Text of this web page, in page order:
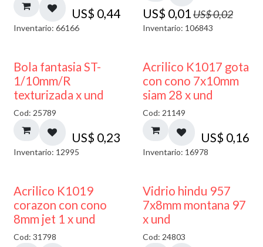
US$ 0,44
Inventario: 66166
US$ 0,01US$0,02
Inventario: 106843
Bola fantasia ST-
1/10mm/R
texturizada x und
Cod: 25789
US$ 0,23
Inventario: 12995
Acrilico K1017 gota
con cono 7x10mm
siam 28 x und
Cod: 21149
US$ 0,16
Inventario: 16978
Acrilico K1019
corazon con cono
8mm jet 1 x und
Cod: 31798 40% DESCUENTO
Vidrio hindu 957
7x8mm montana 97
x und
Cod: 24803